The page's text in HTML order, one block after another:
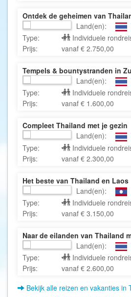
Ontdek de geheimen van
Land(en):
Type:
Individuele
Prijs:
vanaf € 2.750,00
Tempels & bountystranden in
Land(en):
Type:
Individuele
Prijs:
vanaf € 1.600,00
Compleet Thailand met je gezin
Land(en):
Type:
Individuele
Prijs:
vanaf € 2.300,00
Het beste van Thailand en Laos
Land(en):
Type:
Individuele
Prijs:
vanaf € 3.150,00
Naar de eilanden van Thailand
Land(en):
Type:
Individuele
Prijs:
vanaf € 2.600,00
Bekijk alle reizen en vakanties in